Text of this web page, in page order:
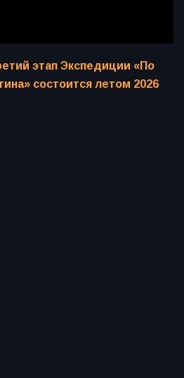
этап Экспедиции «По
состоится летом 2026